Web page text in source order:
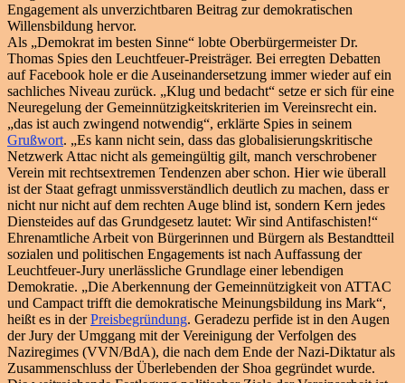
Engagement als unverzichtbaren Beitrag zur demokratischen
Willensbildung hervor.
Als „Demokrat im besten Sinne“ lobte Oberbürgermeister Dr.
Thomas Spies den Leuchtfeuer-Preisträger. Bei erregten Debatten
auf Facebook hole er die Auseinandersetzung immer wieder auf ein
sachliches Niveau zurück. „Klug und bedacht“ setze er sich für eine
Neuregelung der Gemeinnützigkeitskriterien im Vereinsrecht ein.
„das ist auch zwingend notwendig“, erklärte Spies in seinem
Grußwort. „Es kann nicht sein, dass das globalisierungskritische
Netzwerk Attac nicht als gemeingültig gilt, manch verschrobener
Verein mit rechtsextremen Tendenzen aber schon. Hier wie überall
ist der Staat gefragt unmissverständlich deutlich zu machen, dass er
nicht nur nicht auf dem rechten Auge blind ist, sondern Kern jedes
Diensteides auf das Grundgesetz lautet: Wir sind Antifaschisten!“
Ehrenamtliche Arbeit von Bürgerinnen und Bürgern als Bestandtteil
sozialen und politischen Engagements ist nach Auffassung der
Leuchtfeuer-Jury unerlässliche Grundlage einer lebendigen
Demokratie. „Die Aberkennung der Gemeinnützigkeit von ATTAC
und Campact trifft die demokratische Meinungsbildung ins Mark“,
heißt es in derPreisbegründung. Geradezu perfide ist in den Augen
der Jury der Umggang mit der Vereinigung der Verfolgen des
Naziregimes (VVN/BdA), die nach dem Ende der Nazi-Diktatur als
Zusammenschluss der Überlebenden der Shoa gegründet wurde.